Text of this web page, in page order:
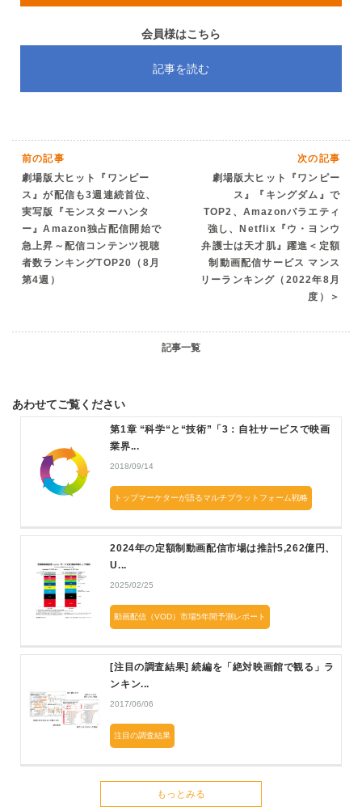
会員様はこちら
記事を読む
前の記事
劇場版大ヒット『ワンピー
ス』が配信も3週連続首位、
実写版『モンスターハンタ
ー』Amazon独占配信開始で
急上昇～配信コンテンツ視聴
者数ランキングTOP20（8月
第4週）
次の記事
劇場版大ヒット『ワンピー
ス』『キングダム』で
TOP2、Amazonバラエティ
強し、Netflix『ウ・ヨンウ
弁護士は天才肌』躍進＜定額
制動画配信サービス マンス
リーランキング（2022年8月
度）＞
記事一覧
あわせてご覧ください
第1章 “科学“と“技術”「3：自社サービスで映画
業界...
2018/09/14
トップマーケターが語るマルチプラットフォーム戦略
2024年の定額制動画配信市場は推計5,262億円、
U...
2025/02/25
動画配信（VOD）市場5年間予測レポート
[注目の調査結果] 続編を「絶対映画館で観る」ラ
ンキン...
2017/06/06
注目の調査結果
もっとみる